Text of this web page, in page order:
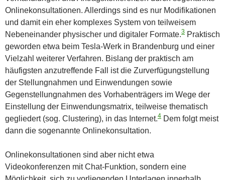
Onlinekonsultationen. Allerdings sind es nur Modifikationen
und damit ein eher komplexes System von teilweisem
Nebeneinander physischer und digitaler Formate.3 Praktisch
geworden etwa beim Tesla-Werk in Brandenburg und einer
Vielzahl weiterer Verfahren. Bislang der praktisch am
häufigsten anzutreffende Fall ist die Zurverfügungstellung
der Stellungnahmen und Einwendungen sowie
Gegenstellungnahmen des Vorhabenträgers im Wege der
Einstellung der Einwendungsmatrix, teilweise thematisch
gegliedert (sog. Clustering), in das Internet.4 Dem folgt meist
dann die sogenannte Onlinekonsultation.
Onlinekonsultationen sind aber nicht etwa
Videokonferenzen mit Chat-Funktion, sondern eine